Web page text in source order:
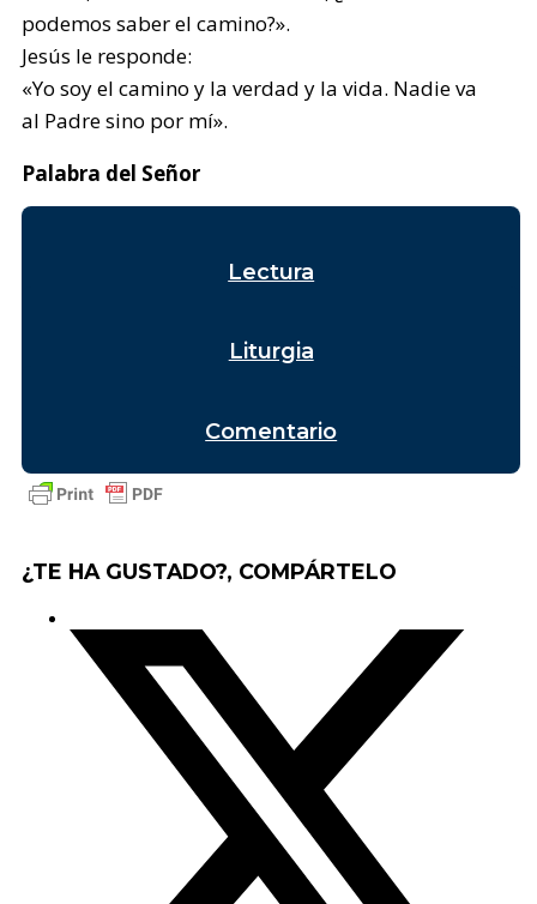
podemos saber el camino?».
Jesús le responde:
«Yo soy el camino y la verdad y la vida. Nadie va
al Padre sino por mí».
Palabra del Señor
Lectura
Liturgia
Comentario
¿TE HA GUSTADO?, COMPÁRTELO